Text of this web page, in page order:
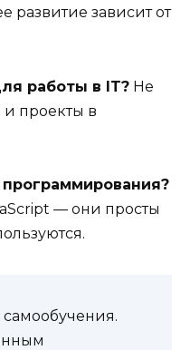
развитие зависит от
работы в IT? Не
и проекты в
— они просты
самообучения.